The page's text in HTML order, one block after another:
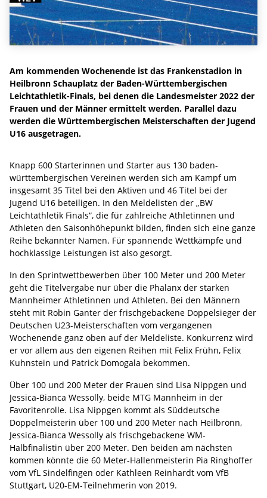
Am kommenden Wochenende ist das Frankenstadion in
Heilbronn Schauplatz der Baden-Württembergischen
Leichtathletik-Finals, bei denen die Landesmeister 2022 der
Frauen und der Männer ermittelt werden. Parallel dazu
werden die Württembergischen Meisterschaften der Jugend
U16 ausgetragen.
Knapp 600 Starterinnen und Starter aus 130 baden-
württembergischen Vereinen werden sich am Kampf um
insgesamt 35 Titel bei den Aktiven und 46 Titel bei der
Jugend U16 beteiligen. In den Meldelisten der „BW
Leichtathletik Finals“, die für zahlreiche Athletinnen und
Athleten den Saisonhöhepunkt bilden, finden sich eine ganze
Reihe bekannter Namen. Für spannende Wettkämpfe und
hochklassige Leistungen ist also gesorgt.
In den Sprintwettbewerben über 100 Meter und 200 Meter
geht die Titelvergabe nur über die Phalanx der starken
Mannheimer Athletinnen und Athleten. Bei den Männern
steht mit Robin Ganter der frischgebackene Doppelsieger der
Deutschen U23-Meisterschaften vom vergangenen
Wochenende ganz oben auf der Meldeliste. Konkurrenz wird
er vor allem aus den eigenen Reihen mit Felix Frühn, Felix
Kuhnstein und Patrick Domogala bekommen.
Über 100 und 200 Meter der Frauen sind Lisa Nippgen und
Jessica-Bianca Wessolly, beide MTG Mannheim in der
Favoritenrolle. Lisa Nippgen kommt als Süddeutsche
Doppelmeisterin über 100 und 200 Meter nach Heilbronn,
Jessica-Bianca Wessolly als frischgebackene WM-
Halbfinalistin über 200 Meter. Den beiden am nächsten
kommen könnte die 60 Meter-Hallenmeisterin Pia Ringhoffer
vom VfL Sindelfingen oder Kathleen Reinhardt vom VfB
Stuttgart, U20-EM-Teilnehmerin von 2019.